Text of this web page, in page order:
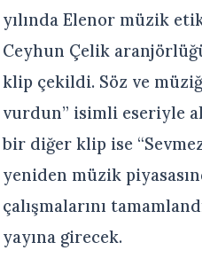
yılında Elenor müzik
Ceyhun Çelik
klip çekildi. Söz ve
vurdun” isimli eseriyle
bir diğer klip ise
yeniden müzik
çalışmalarını
yayına girecek.